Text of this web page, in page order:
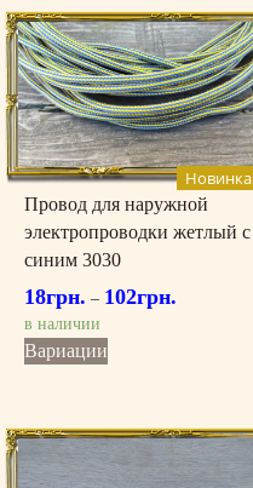
несколько
вариаций.
Опции
можно
выбрать
на
странице
товара.
Новинка
Провод для наружной
электропроводки жетлый c
синим 3030
18грн. – 102грн.
в наличии
Вариации
несколько
вариаций.
Опции